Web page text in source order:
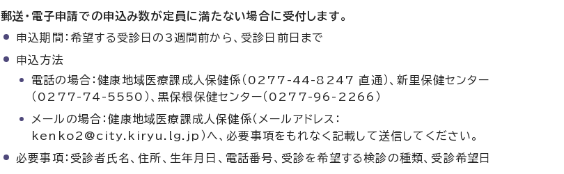
郵送・電子申請での申込み数が定員に満たない場合に受付します。
申込期間：希望する受診日の3週間前から、受診日前日まで
申込方法
電話の場合：健康地域医療課成人保健係（0277-44-8247 直通）、新里保健センター
（0277-74-5550）、黒保根保健センター（0277-96-2266）
メールの場合：健康地域医療課成人保健係（メールアドレス：
kenko2@city.kiryu.lg.jp）へ、必要事項をもれなく記載して送信してください。
必要事項：受診者氏名、住所、生年月日、電話番号、受診を希望する検診の種類、受診希望日